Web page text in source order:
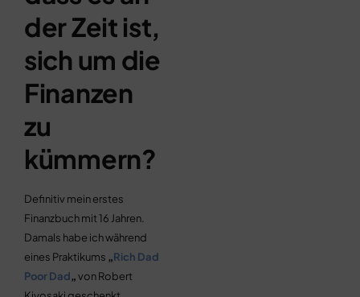
der Zeit ist,
sich um die
Finanzen
zu
kümmern?
Definitiv mein erstes
Finanzbuch mit 16 Jahren.
Damals habe ich während
eines Praktikums „Rich Dad
Poor Dad„von Robert